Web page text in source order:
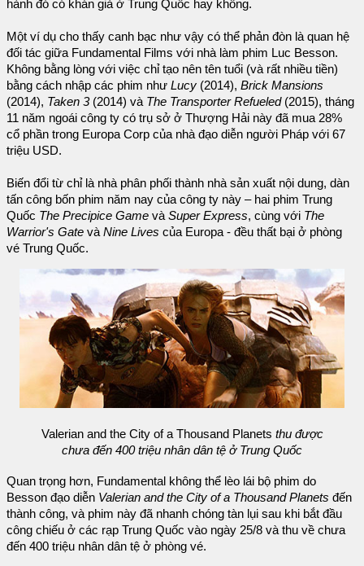
hành đó có khán giả ở Trung Quốc hay không.
Một ví dụ cho thấy canh bạc như vậy có thể phản đòn là quan hệ
đối tác giữa Fundamental Films với nhà làm phim Luc Besson.
Không bằng lòng với việc chỉ tạo nên tên tuổi (và rất nhiều tiền)
bằng cách nhập các phim như Lucy (2014), Brick Mansions
(2014), Taken 3(2014) và The Transporter Refueled(2015), tháng
11 năm ngoái công ty có trụ sở ở Thượng Hải này đã mua 28%
cổ phần trong Europa Corp của nhà đạo diễn người Pháp với 67
triệu USD.
Biến đổi từ chỉ là nhà phân phối thành nhà sản xuất nội dung, dàn
tấn công bốn phim năm nay của công ty này – hai phim Trung
Quốc The Precipice Game vàSuper Express, cùng với The
Warrior's Gate vàNine Lives của Europa - đều thất bại ở phòng
vé Trung Quốc.
Valerian and the City of a Thousand Planets thu được
chưa đến 400 triệu nhân dân tệ ở Trung Quốc
Quan trọng hơn, Fundamental không thể lèo lái bộ phim do
Besson đạo diễn Valerian and the City of a Thousand Planets đến
thành công, và phim này đã nhanh chóng tàn lụi sau khi bắt đầu
công chiếu ở các rạp Trung Quốc vào ngày 25/8 và thu về chưa
đến 400 triệu nhân dân tệ ở phòng vé.